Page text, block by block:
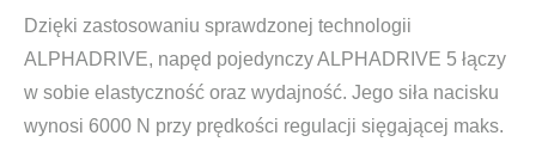
Dzięki zastosowaniu sprawdzonej technologii
ALPHADRIVE, napęd pojedynczy ALPHADRIVE 5 łączy
w sobie elastyczność oraz wydajność. Jego siła nacisku
wynosi 6000 N przy prędkości regulacji sięgającej maks.